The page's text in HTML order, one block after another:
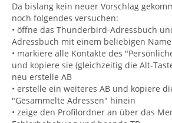
Da bislang kein neuer Vorschlag
noch folgendes versuchen:
• öffne das Thunderbird-Adressbuch
Adressbuch mit einem beliebigen
• markiere alle Kontakte des
und kopiere sie (gleichzeitig die Alt-
neu erstelle AB
• erstelle ein weiteres AB und kopiere
"Gesammelte Adressen" hinein
• zeige den Profilordner an über das